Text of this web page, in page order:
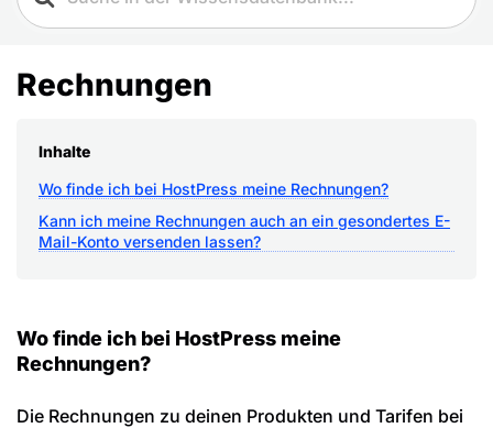
Rechnungen
Inhalte
Wo finde ich bei HostPress meine Rechnungen?
Kann ich meine Rechnungen auch an ein gesondertes E-
Mail-Konto versenden lassen?
Wo finde ich bei HostPress meine
Rechnungen?
Die Rechnungen zu deinen Produkten und Tarifen bei